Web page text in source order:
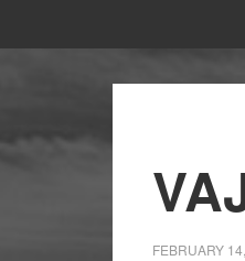
FEBRUARY